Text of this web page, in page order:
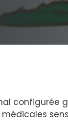
configurée